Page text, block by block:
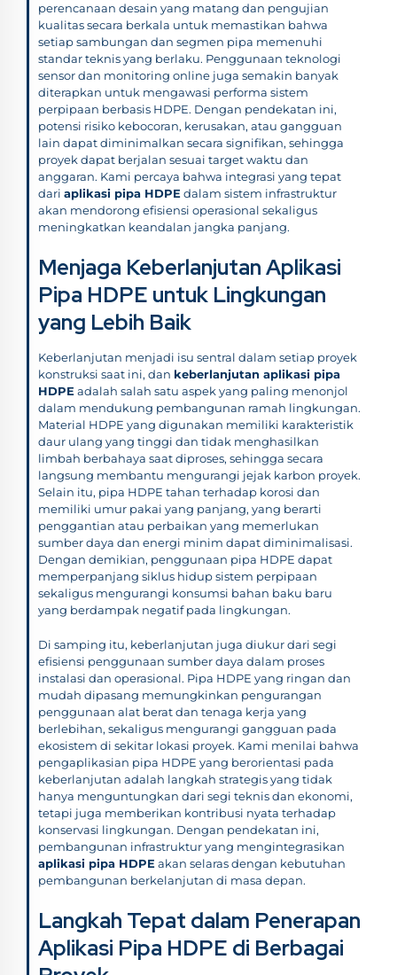
perencanaan desain yang matang dan pengujian
kualitas secara berkala untuk memastikan bahwa
setiap sambungan dan segmen pipa memenuhi
standar teknis yang berlaku. Penggunaan teknologi
sensor dan monitoring online juga semakin banyak
diterapkan untuk mengawasi performa sistem
perpipaan berbasis HDPE. Dengan pendekatan ini,
potensi risiko kebocoran, kerusakan, atau gangguan
lain dapat diminimalkan secara signifikan, sehingga
proyek dapat berjalan sesuai target waktu dan
anggaran. Kami percaya bahwa integrasi yang tepat
dari aplikasi pipa HDPE dalam sistem infrastruktur
akan mendorong efisiensi operasional sekaligus
meningkatkan keandalan jangka panjang.
Menjaga Keberlanjutan Aplikasi
Pipa HDPE untuk Lingkungan
yang Lebih Baik
Keberlanjutan menjadi isu sentral dalam setiap proyek
konstruksi saat ini, dan keberlanjutan aplikasi pipa
HDPE adalah salah satu aspek yang paling menonjol
dalam mendukung pembangunan ramah lingkungan.
Material HDPE yang digunakan memiliki karakteristik
daur ulang yang tinggi dan tidak menghasilkan
limbah berbahaya saat diproses, sehingga secara
langsung membantu mengurangi jejak karbon proyek.
Selain itu, pipa HDPE tahan terhadap korosi dan
memiliki umur pakai yang panjang, yang berarti
penggantian atau perbaikan yang memerlukan
sumber daya dan energi minim dapat diminimalisasi.
Dengan demikian, penggunaan pipa HDPE dapat
memperpanjang siklus hidup sistem perpipaan
sekaligus mengurangi konsumsi bahan baku baru
yang berdampak negatif pada lingkungan.
Di samping itu, keberlanjutan juga diukur dari segi
efisiensi penggunaan sumber daya dalam proses
instalasi dan operasional. Pipa HDPE yang ringan dan
mudah dipasang memungkinkan pengurangan
penggunaan alat berat dan tenaga kerja yang
berlebihan, sekaligus mengurangi gangguan pada
ekosistem di sekitar lokasi proyek. Kami menilai bahwa
pengaplikasian pipa HDPE yang berorientasi pada
keberlanjutan adalah langkah strategis yang tidak
hanya menguntungkan dari segi teknis dan ekonomi,
tetapi juga memberikan kontribusi nyata terhadap
konservasi lingkungan. Dengan pendekatan ini,
pembangunan infrastruktur yang mengintegrasikan
aplikasi pipa HDPE akan selaras dengan kebutuhan
pembangunan berkelanjutan di masa depan.
Langkah Tepat dalam Penerapan
Aplikasi Pipa HDPE di Berbagai